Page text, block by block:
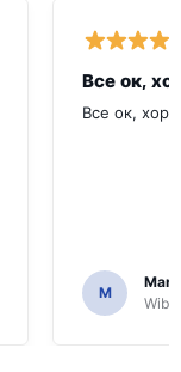
Все ок,
Все ок,
M